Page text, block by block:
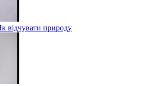
відчувати природу